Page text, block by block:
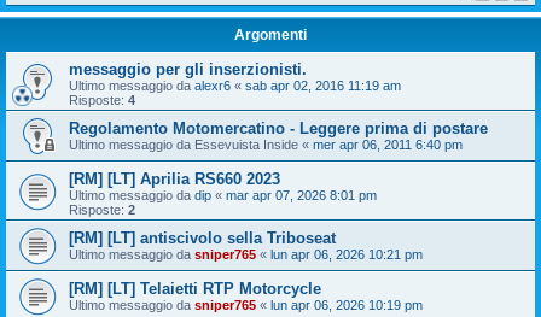
Argomenti
messaggio per gli inserzionisti.
Ultimo messaggio da alexr6 « sab apr 02, 2016 11:19 am
Risposte: 4
Regolamento Motomercatino - Leggere prima di postare
Ultimo messaggio da Essevuista Inside « mer apr 06, 2011 6:40 pm
[RM] [LT] Aprilia RS660 2023
Ultimo messaggio da dip « mar apr 07, 2026 8:01 pm
Risposte: 2
[RM] [LT] antiscivolo sella Triboseat
Ultimo messaggio da sniper765 « lun apr 06, 2026 10:21 pm
[RM] [LT] Telaietti RTP Motorcycle
Ultimo messaggio da sniper765 « lun apr 06, 2026 10:19 pm